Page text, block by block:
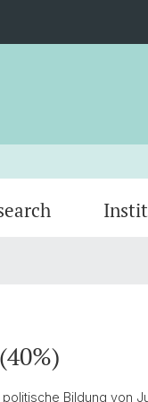
politische Bildung von